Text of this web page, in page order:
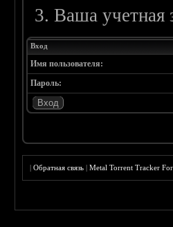
Ваша учетная
Вход
Имя пользователя:
Пароль:
|Обратная связь |Metal Torrent Tracker